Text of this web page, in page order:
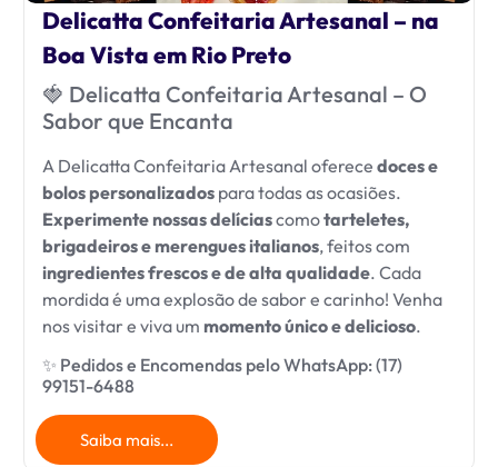
Delicatta Confeitaria Artesanal – na
Boa Vista em Rio Preto
🍓 Delicatta Confeitaria Artesanal – O
Sabor que Encanta
A Delicatta Confeitaria Artesanal oferece doces e
bolos personalizadospara todas as ocasiões.
Experimente nossas delíciascomotarteletes,
brigadeiros e merengues italianos, feitos com
ingredientes frescos e de alta qualidade. Cada
mordida é uma explosão de sabor e carinho! Venha
nos visitar e viva um momento único e delicioso.
✨ Pedidos e Encomendas pelo WhatsApp: (17)
99151-6488
Saiba mais...